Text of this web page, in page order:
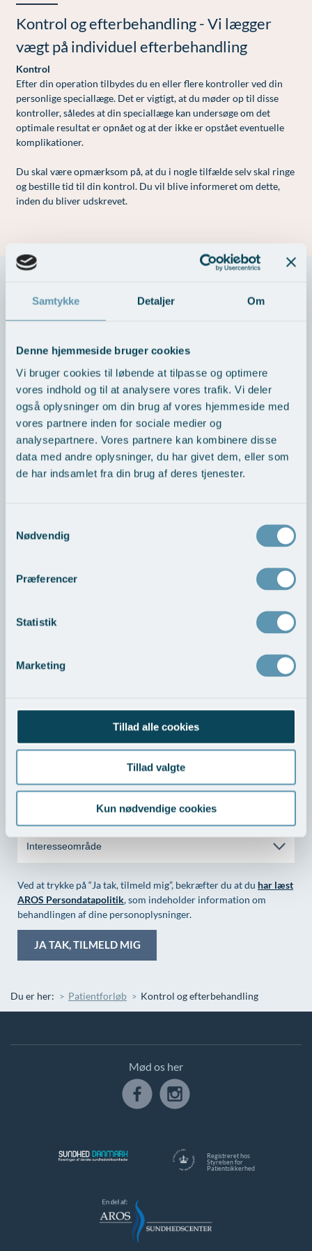
Samtykke Detaljer Om
Denne hjemmeside bruger cookies
Vi bruger cookies til løbende at tilpasse og optimere
vores indhold og til at analysere vores trafik. Vi deler
også oplysninger om din brug af vores hjemmeside med
vores partnere inden for sociale medier og
analysepartnere. Vores partnere kan kombinere disse
data med andre oplysninger, du har givet dem, eller som
de har indsamlet fra din brug af deres tjenester.
Nødvendig
Præferencer
Statistik
Marketing
Tillad alle cookies
Tillad valgte
Kun nødvendige cookies
Mave-tarm kirurgi
Neurologi (hjerne-nervesygdomme)
Onkologi (kræftsygdomme)
Plastikkirurgi (rekonstruktiv)
Reumatologi (gigtsygdomme)
Svedproblemer
Urologi (Urinvejssygdomme)
Uønsket hårvækst
Aldersprægede håndrygge
Kropsforyngelse og opstramning
Intim konturering/foryngelse
Mandlig genitalområde - forskønnelse
Kosmetisk Plastikkirurgi
Skræddersyede dropbehandlinger
Modelopskrivning
Plasmaprodukter i æstetisk, kosmetisk og anti-
aging medicin
Skriv dig op
Kvalitet og patienttilfredshed
Parkering og opladning på AROS Privathospital
Persondatapolitik på AROS
Rygepolitik
Samarbejde mellem specialer
Sengestuer
Ventetid i det offentlige - Frit sygehusvalg
Kontrol og efterbehandling - Vi lægger
vægt på individuel efterbehandling
Kontrol
Efter din operation tilbydes du en eller flere kontroller ved din
personlige speciallæge. Det er vigtigt, at du møder op til disse
kontroller, således at din speciallæge kan undersøge om det
optimale resultat er opnået og at der ikke er opstået eventuelle
komplikationer.
Du skal være opmærksom på, at du i nogle tilfælde selv skal ringe
og bestille tid til din kontrol. Du vil blive informeret om dette,
inden du bliver udskrevet.
AROS Privathospital tilbyder
efterbehandling til opererede patienter
Vi lægger vægt på, at kunne opfylde dine ønsker om
individuel efterbehandling. Derfor har vi tilknyttet
fysioterapi klinikken Fysiocenter v/Morten Høgh samt
Henriette Lose, kosmetolog og kosmetisk massør.
Henriette Lose behandler patienter med behov for
lindrende og helende ”efterbehandling” efter
plastikoperationer; facelift, pandeløft, øjen- og halsløft,
samt liposuction(fedtsugning), fedttransplantation etc.
Hvis du har spørgsmål til kontrol og efterbehandling, er
du altid velkommen til at kontakte os på telefon: 8741
Tilmeld dig til nyhedsbrev
teknologiske udvikling, så tilmeld dig nyhedsbrevet her.
Interesseområde
Ved at trykke på “Ja tak, tilmeld mig”, bekræfter du at du har læst
AROS Persondatapolitik, som indeholder information om
behandlingen af dine personoplysninger.
Du er her: Patientforløb Kontrol og efterbehandling
Registreret hos
Styrelsen for
Patientsikkerhed
Mød os her